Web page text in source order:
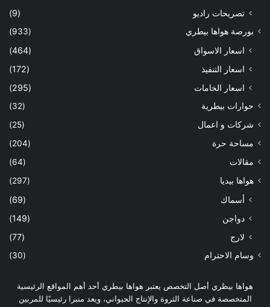
تصريحات راديو
(9)
بورصة هواها بيطري (933)
اسعار الاسواق
(464)
اسعار التنفيذ
(172)
اسعار الخامات
(295)
حوارات بيطرية
(32)
شركات و اعمال
(25)
مساحة حرة
(204)
مقالات
(64)
هواها بيديا
(297)
أسماك
(69)
دواجن
(149)
لارج
(77)
وسام الاحترام (30)
هواها بيطري أصل التخصص يعتبر هواها بيطري أحد أهم المواقع الرئيسية
المتخصصة في صناعة الثروة والإنتاج الحيواني، ويعد منبرا رئيسيًا للمربين